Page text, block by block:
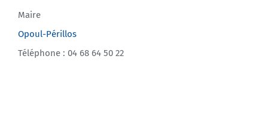
Maire
Opoul-Périllos
Téléphone : 04 68 64 50 22